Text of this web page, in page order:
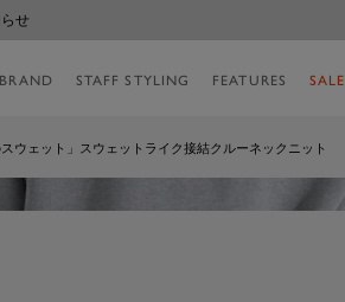
せ
BRAND STAFF STYLING FEATURES SALE
スウェット」スウェットライク接結クルーネックニット